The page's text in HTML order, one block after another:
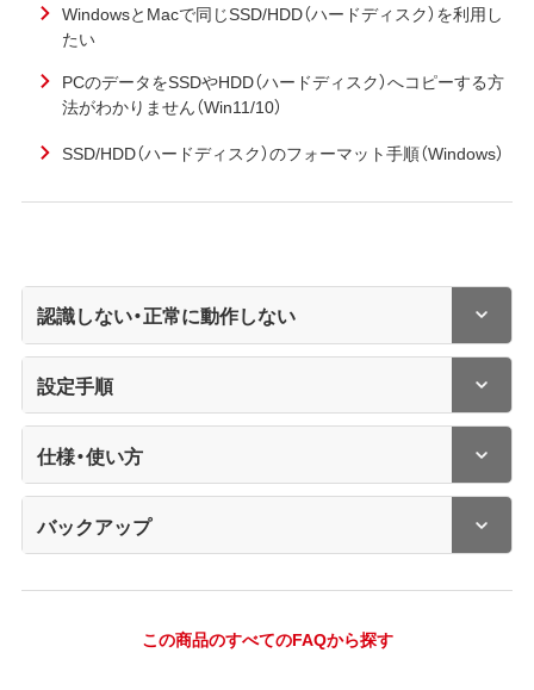
WindowsとMacで同じSSD/HDD（ハードディスク）を利用し
たい
PCのデータをSSDやHDD（ハードディスク）へコピーする方
法がわかりません（Win11/10）
SSD/HDD（ハードディスク）のフォーマット手順（Windows）
認識しない・正常に動作しない
設定手順
仕様・使い方
バックアップ
この商品のすべてのFAQから探す